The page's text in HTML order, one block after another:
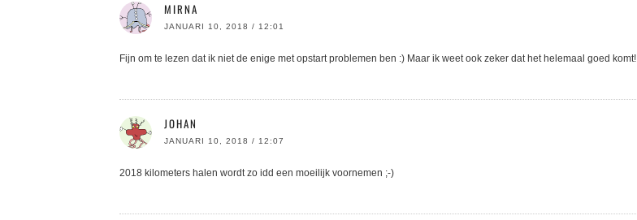
MIRNA
JANUARI 10, 2018 / 12:01
Fijn om te lezen dat ik niet de enige met opstart problemen ben :) Maar ik weet ook zeker dat het helemaal goed komt!
JOHAN
JANUARI 10, 2018 / 12:07
2018 kilometers halen wordt zo idd een moeilijk voornemen ;-)